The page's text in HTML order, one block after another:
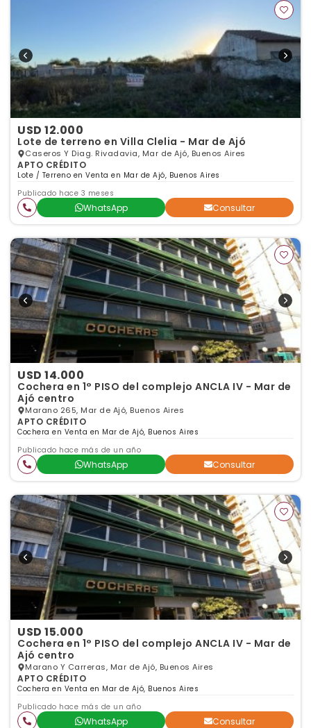
USD 12.000
Lote de terreno en Villa Clelia - Mar de Ajó
Caseros Y Diag. Rivadavia, Mar de Ajó, Buenos Aires
APTO CRÉDITO
Lote / Terreno en Venta en Mar de Ajó, Buenos Aires
Publicado hace 3 meses
WhatsApp Consultar
USD 14.000
Cochera en 1° PISO del complejo ANCLA IV - Mar de
Ajó centro
Marano 265, Mar de Ajó, Buenos Aires
APTO CRÉDITO
Cochera en Venta en Mar de Ajó, Buenos Aires
Publicado hace más de un año
WhatsApp Consultar
USD 15.000
Cochera en 1° PISO del complejo ANCLA IV - Mar de
Ajó centro
Marano Y Carreras, Mar de Ajó, Buenos Aires
APTO CRÉDITO
Cochera en Venta en Mar de Ajó, Buenos Aires
Publicado hace más de un año
WhatsApp Consultar